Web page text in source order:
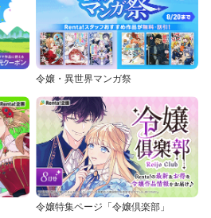
令嬢・異世界マンガ祭
令嬢特集ページ「令嬢倶楽部」